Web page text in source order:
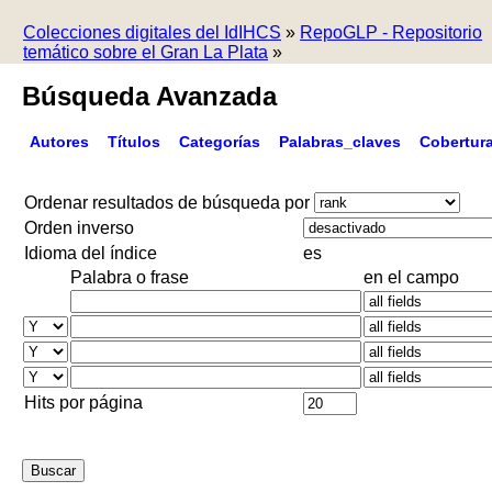
Colecciones digitales del IdIHCS » RepoGLP - Repositorio
temático sobre el Gran La Plata »
Búsqueda Avanzada
Autores Títulos Categorías Palabras_claves
Ordenar resultados de búsqueda por
Orden inverso
Idioma del índice
es
Palabra o frase
en el campo
Hits por página